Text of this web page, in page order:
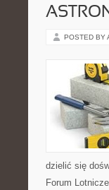
POSTED BY
dzielić się
Forum